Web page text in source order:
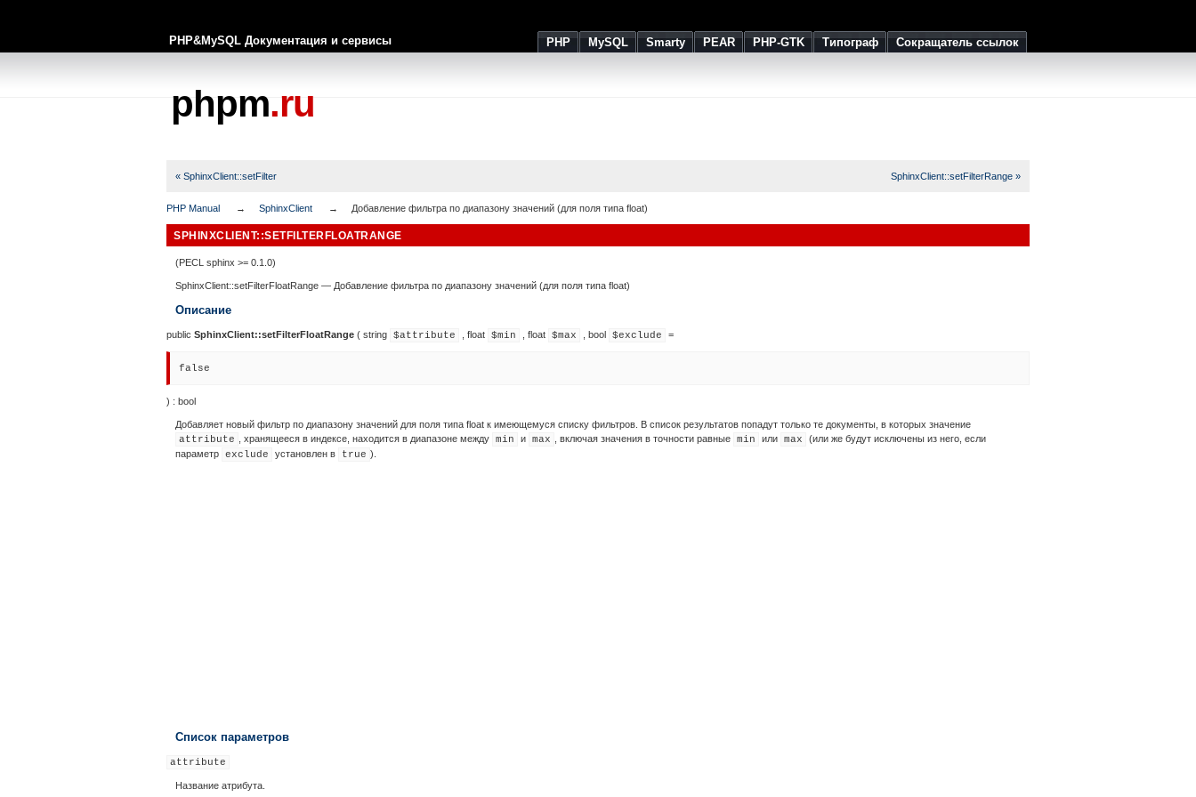
PHP&MySQL Документация и сервисы PHP MySQL Smarty PEAR PHP-GTK Типограф Сокращатель ссылок
phpm.ru
« SphinxClient::setFilter SphinxClient::setFilterRange »
PHP Manual SphinxClient Добавление фильтра по диапазону значений (для поля типа float)
SPHINXCLIENT::SETFILTERFLOATRANGE
(PECL sphinx >= 0.1.0)
SphinxClient::setFilterFloatRange — Добавление фильтра по диапазону значений (для поля типа float)
Описание
public SphinxClient::setFilterFloatRange ( string $attribute float $min float $max bool $exclude =
false
) : bool
Добавляет новый фильтр по диапазону значений для поля типа float к имеющемуся списку фильтров. В список результатов попадут только те документы, в которых значение
attribute
, хранящееся в индексе, находится в диапазоне между min и max , включая значения в точности равные min или max
(или же будут исключены из него, если
параметр exclude установлен в true ).
Список параметров
attribute
Название атрибута.